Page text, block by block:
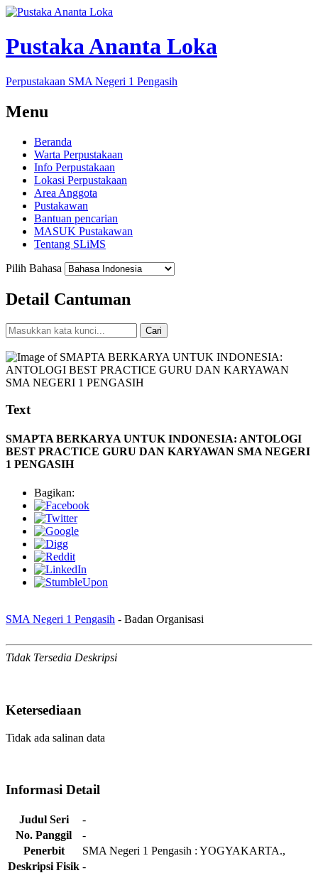
Pustaka Ananta Loka
Perpustakaan SMA Negeri 1 Pengasih
Menu
Beranda
Warta Perpustakaan
Info Perpustakaan
Lokasi Perpustakaan
Area Anggota
Pustakawan
Bantuan pencarian
MASUK Pustakawan
Tentang SLiMS
Pilih Bahasa
Detail Cantuman
Cari
Text
SMAPTA BERKARYA UNTUK INDONESIA: ANTOLOGI
BEST PRACTICE GURU DAN KARYAWAN SMA NEGERI
1 PENGASIH
Bagikan:
SMA Negeri 1 Pengasih - Badan Organisasi
Tidak Tersedia Deskripsi
Ketersediaan
Tidak ada salinan data
Informasi Detail
Judul Seri
-
No. Panggil
-
Penerbit
SMA Negeri 1 Pengasih : YOGYAKARTA.,
Deskripsi Fisik -